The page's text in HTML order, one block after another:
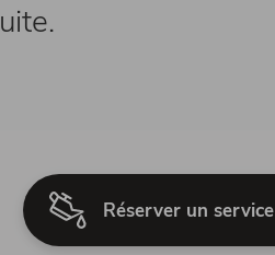
Réserver un service